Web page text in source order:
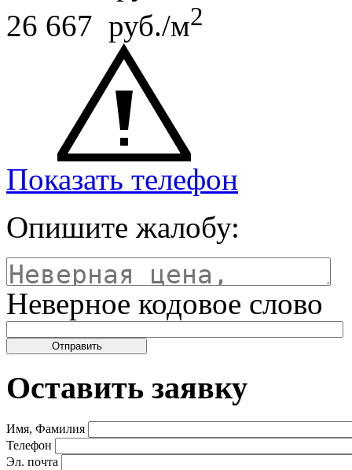
26 667 руб./м2
Показать телефон
Опишите жалобу:
Неверное кодовое слово
Оставить заявку
Имя, Фамилия
Телефон
Эл. почта